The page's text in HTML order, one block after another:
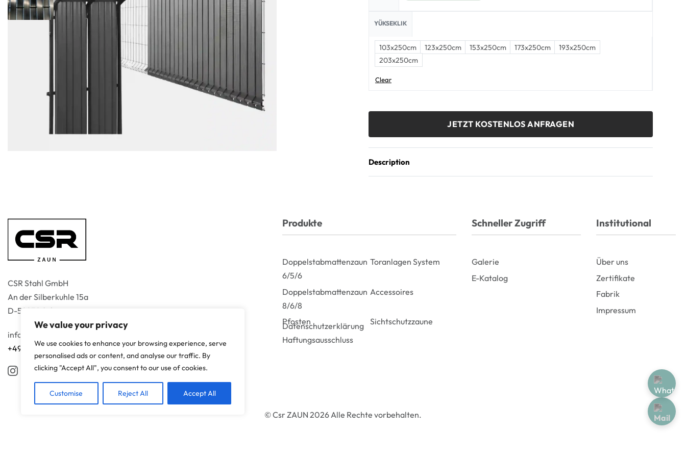
We value your privacy
We use cookies to enhance your browsing experience, serve
personalised ads or content, and analyse our traffic. By
clicking "Accept All", you consent to our use of cookies.
Customise Reject All Accept All
YÜKSEKLIK
103x250cm 123x250cm 153x250cm 173x250cm
193x250cm
203x250cm
Clear
JETZT KOSTENLOS ANFRAGEN
Description
CSR Stahl GmbH
An der Silberkuhle 15a
D-58239 Schwerte
info@csr-zaun.de
+49 1511 1696710
Produkte
Doppelstabmattenzaun
6/5/6
Toranlagen System
Doppelstabmattenzaun
8/6/8
Accessoires
Pfosten Sichtschutzzaune
Schneller Zugriff
Galerie
E-Katalog
Institutional
Über uns
Zertifikate
Fabrik
Impressum
Datenschutzerklärung
Haftungsausschluss
© Csr ZAUN 2026 Alle Rechte vorbehalten.